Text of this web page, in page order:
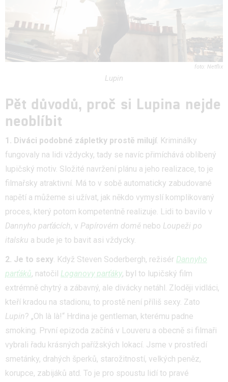
Netflix
Lupin
Pět důvodů, proč si Lupina nejde
neoblíbit
1. Diváci podobné zápletky prostě milují. Kriminálky
fungovaly na lidi vždycky, tady se navíc přimíchává oblíbený
lupičský motiv. Složité navržení plánu a jeho realizace, to je
filmařsky atraktivní. Má to v sobě automaticky zabudované
napětí a můžeme si užívat, jak někdo vymyslí komplikovaný
proces, který potom kompetentně realizuje. Lidi to bavilo v
Dannyho parťácích, v Papírovém domě nebo Loupeži po
italsku a bude je to bavit asi vždycky.
2. Je to sexy. Když Steven Soderbergh, režisér Dannyho
parťáků, natočil Loganovy parťáky, byl to lupičský film
extrémně chytrý a zábavný, ale divácky netáhl. Zloději vidláci,
kteří kradou na stadionu, to prostě není příliš sexy. Zato
Lupin? „Oh là là!“ Hrdina je gentleman, kterému padne
smoking. První epizoda začíná v Louveru a obecně si filmaři
vybrali řadu krásných pařížských lokací. Jsme v prostředí
smetánky, drahých šperků, starožitností, velkých peněz,
korupce, zabijáků atd. To je pro spoustu lidí to pravé